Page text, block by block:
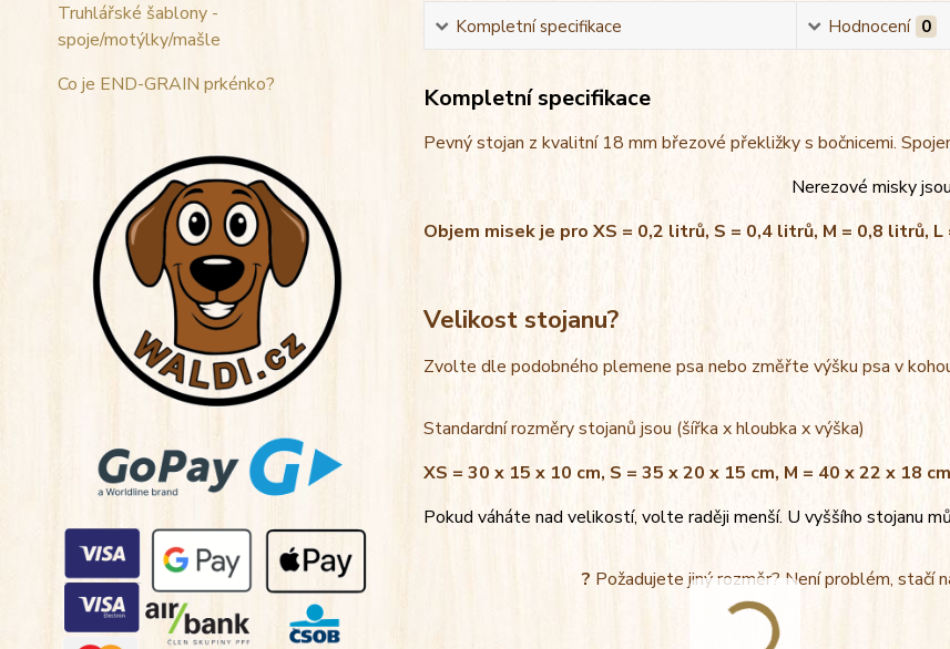
Truhlářské šablony -
spoje/motýlky/mašle
Co je END-GRAIN prkénko?
Kompletní specifikace Hodnocení 0
Kompletní specifikace
Pevný stojan z kvalitní 18 mm březové překližky s bočnicemi.
Nerezové misky
Objem misek je pro XS = 0,2 litrů, S = 0,4 litrů, M = 0,8 litrů,
Velikost stojanu?
Zvolte dle podobného plemene psa nebo změřte výšku psa v
Standardní rozměry stojanů jsou (šířka x hloubka x výška)
XS = 30 x 15 x 10 cm, S = 35 x 20 x 15 cm, M = 40 x 22 x 18
Pokud váháte nad velikostí, volte raději menší. U vyššího stojanu
? Požadujete jiný rozměr? Není problém, stačí